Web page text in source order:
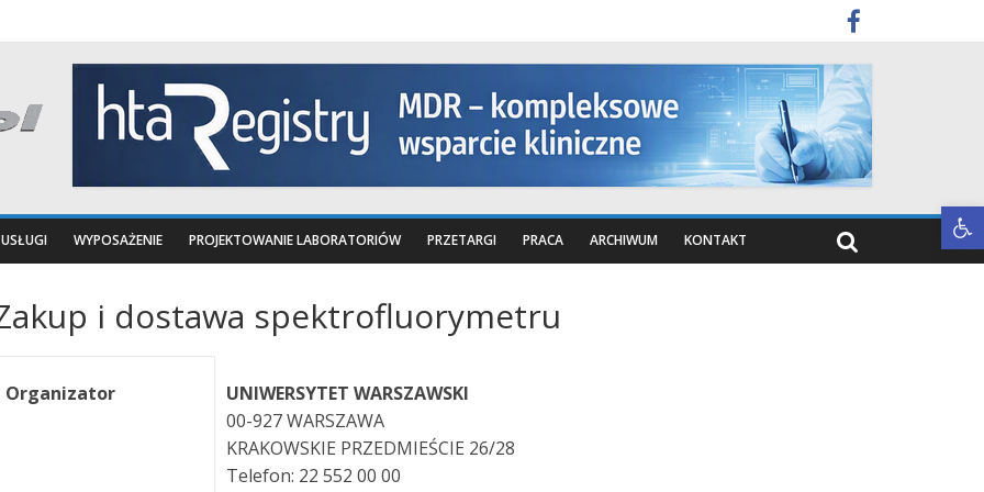
Otwórz pasek narzędzi
USŁUGI WYPOSAŻENIE PROJEKTOWANIE LABORATORIÓW PRZETARGI PRACA ARCHIWUM KONTAKT
i dostawa spektrofluorymetru
Organizator
UNIWERSYTET WARSZAWSKI
00-927 WARSZAWA
KRAKOWSKIE PRZEDMIEŚCIE 26/28
Telefon: 22 552 00 00